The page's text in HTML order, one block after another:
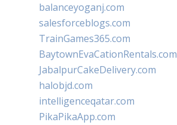
balanceyoganj.com
salesforceblogs.com
TrainGames365.com
BaytownEvaCationRentals.com
JabalpurCakeDelivery.com
halobjd.com
intelligenceqatar.com
PikaPikaApp.com